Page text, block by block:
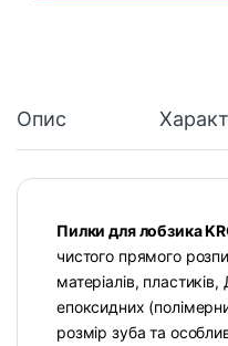
Опис
Пилки для лобзика
чистого прямого
матеріалів,
епоксидних
розмір зуба та